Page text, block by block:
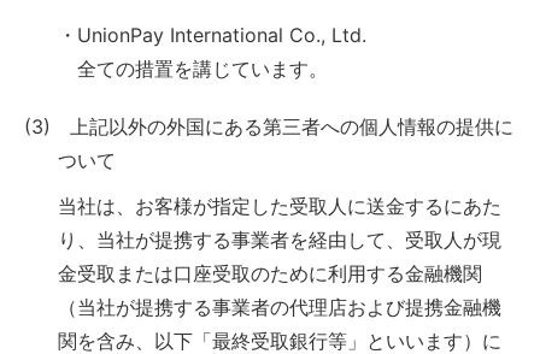
・UnionPay International Co., Ltd.
全ての措置を講じています。
(3) 上記以外の外国にある第三者への個人情報の提供に
ついて
当社は、お客様が指定した受取人に送金するにあた
り、当社が提携する事業者を経由して、受取人が現
金受取または口座受取のために利用する金融機関
（当社が提携する事業者の代理店および提携金融機
関を含み、以下「最終受取銀行等」といいます）に